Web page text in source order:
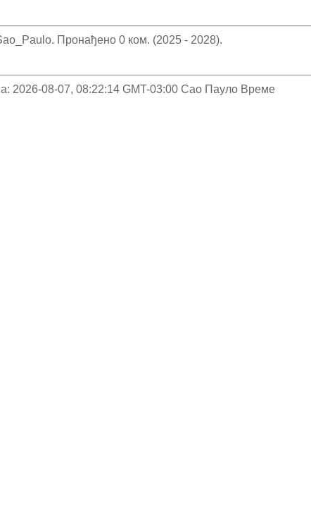
Пронађено 0 ком. (2025 - 2028).
2026-08-07, 08:22:14 GMT-03:00 Сао Пауло Време